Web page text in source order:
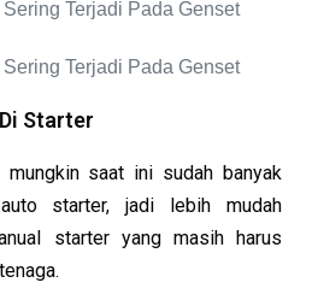
Starter
saat ini sudah banyak
starter, jadi lebih mudah
starter yang masih harus